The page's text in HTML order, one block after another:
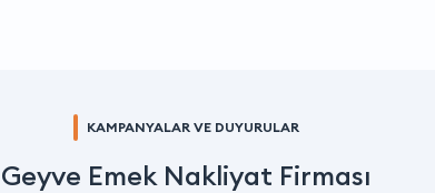
KAMPANYALAR VE DUYURULAR
Geyve Emek Nakliyat Firması